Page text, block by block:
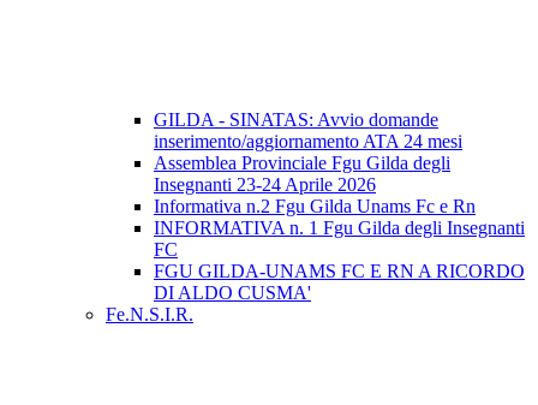
GILDA - SINATAS: Avvio domande
inserimento/aggiornamento ATA 24 mesi
Assemblea Provinciale Fgu Gilda degli
Insegnanti 23-24 Aprile 2026
Informativa n.2 Fgu Gilda Unams Fc e Rn
INFORMATIVA n. 1 Fgu Gilda degli Insegnanti
FC
FGU GILDA-UNAMS FC E RN A RICORDO
DI ALDO CUSMA'
Fe.N.S.I.R.